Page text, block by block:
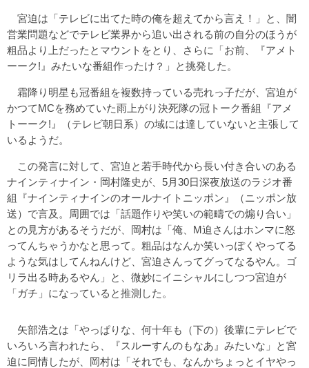
宮迫は「テレビに出てた時の俺を超えてから言え！」と、闇
営業問題などでテレビ業界から追い出される前の自分のほうが
粗品より上だったとマウントをとり、さらに「お前、『アメト
ーーク!』みたいな番組作ったけ？」と挑発した。
霜降り明星も冠番組を複数持っている売れっ子だが、宮迫が
かつてMCを務めていた雨上がり決死隊の冠トーク番組『アメ
トーーク!』（テレビ朝日系）の域には達していないと主張して
いるようだ。
この発言に対して、宮迫と若手時代から長い付き合いのある
ナインティナイン・岡村隆史が、5月30日深夜放送のラジオ番
組『ナインティナインのオールナイトニッポン』（ニッポン放
送）で言及。周囲では「話題作りや笑いの範疇での煽り合い」
との見方があるそうだが、岡村は「俺、M迫さんはホンマに怒
ってんちゃうかなと思って。粗品はなんか笑いっぽくやってる
ような気はしてんねんけど、宮迫さんってグってなるやん。ゴ
リラ出る時あるやん」と、微妙にイニシャルにしつつ宮迫が
「ガチ」になっていると推測した。
矢部浩之は「やっぱりな、何十年も（下の）後輩にテレビで
いろいろ言われたら、『スルーすんのもなあ』みたいな」と宮
迫に同情したが、岡村は「それでも、なんかちょっとイヤやっ